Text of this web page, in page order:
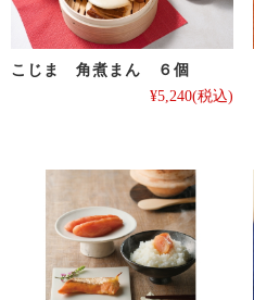
こじま 角煮まん ６個
¥5,240(税込)